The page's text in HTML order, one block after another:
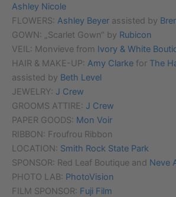
Ashley Nicole
FLOWERS: Ashley Beyer assisted by
GOWN: „Scarlet Gown“ by Rubicon
VEIL: Monvieve from Ivory & White
HAIR & MAKE-UP: Amy Clarke for The
assisted by Beth Level
JEWELRY: J Crew
GROOMS ATTIRE: J Crew
PAPER GOODS: Mon Voir
RIBBON: Froufrou Ribbon
LOCATION: Smith Rock State Park
SPONSOR: Red Leaf Boutique and Neve
PHOTO LAB: PhotoVision
FILM SPONSOR: Fuji Film